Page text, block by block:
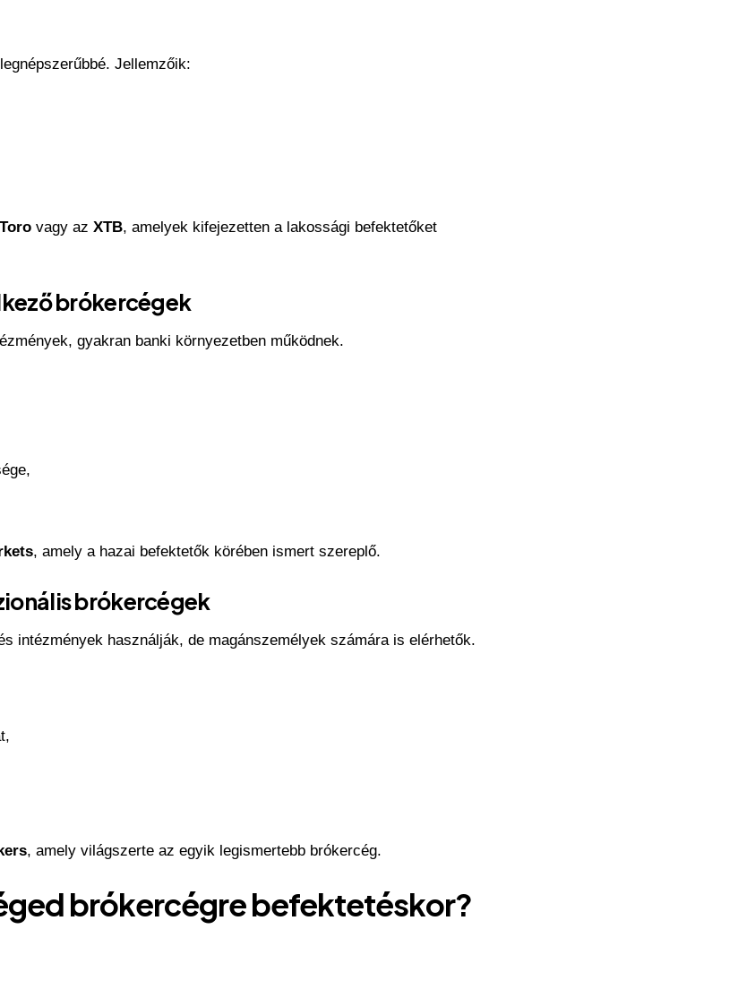
Jellemzőik:
vagy az XTB, amelyek kifejezetten a lakossági befektetőket
brókercégek
gyakran banki környezetben működnek.
, amely a hazai befektetők körében ismert szereplő.
brókercégek
intézmények használják, de magánszemélyek számára is elérhetők.
, amely világszerte az egyik legismertebb brókercég.
brókercégre befektetéskor?